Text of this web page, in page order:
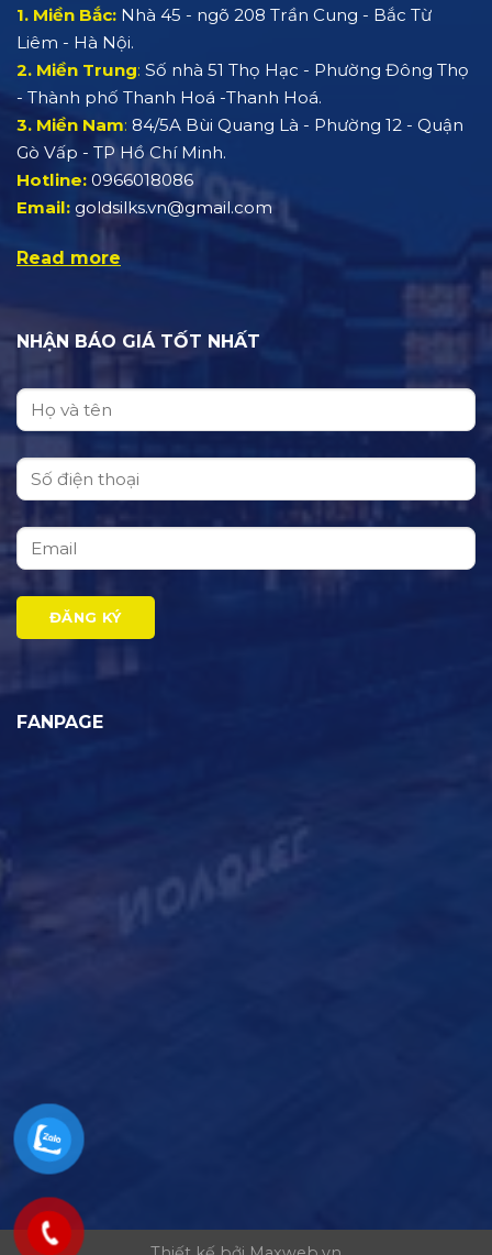
1. Miền Bắc: Nhà 45 - ngõ 208 Trần Cung - Bắc Từ
Liêm - Hà Nội.
2. Miền Trung: Số nhà 51 Thọ Hạc - Phường Đông Thọ
- Thành phố Thanh Hoá -Thanh Hoá.
3. Miền Nam: 84/5A Bùi Quang Là - Phường 12 - Quận
Gò Vấp - TP Hồ Chí Minh.
Hotline: 0966018086
Email: goldsilks.vn@gmail.com
Read more
NHẬN BÁO GIÁ TỐT NHẤT
FANPAGE